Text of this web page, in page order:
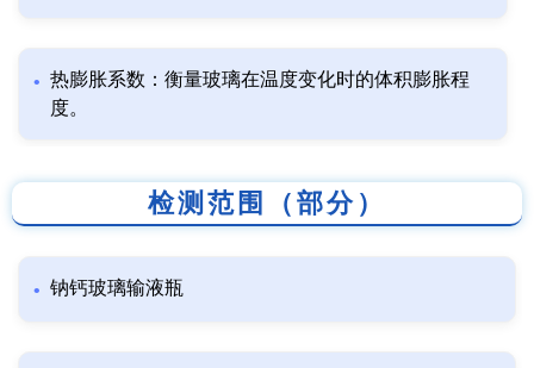
热膨胀系数：衡量玻璃在温度变化时的体积膨胀程
度。
检测范围（部分）
钠钙玻璃输液瓶